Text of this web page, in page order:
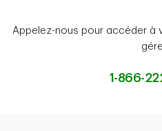
Appelez-nous pour accéder
1-866-